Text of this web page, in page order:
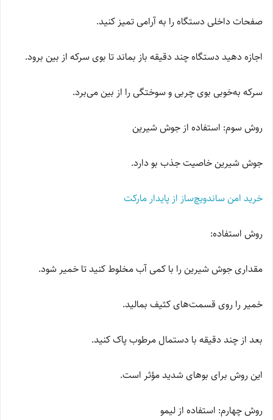
صفحات داخلی دستگاه را به آرامی تمیز کنید.
اجازه دهید دستگاه چند دقیقه باز بماند تا بوی سرکه از بین برود.
سرکه به‌خوبی بوی چربی و سوختگی را از بین می‌برد.
روش سوم: استفاده از جوش شیرین
جوش شیرین خاصیت جذب بو دارد.
خرید امن ساندویچ‌ساز از پایدار مارکت
روش استفاده:
مقداری جوش شیرین را با کمی آب مخلوط کنید تا خمیر شود.
خمیر را روی قسمت‌های کثیف بمالید.
بعد از چند دقیقه با دستمال مرطوب پاک کنید.
این روش برای بوهای شدید مؤثر است.
روش چهارم: استفاده از لیمو